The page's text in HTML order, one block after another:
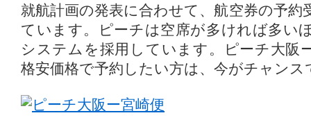
就航計画の発表に合わせて、航空券の予約
ています。ピーチは空席が多ければ多い
システムを採用しています。ピーチ大阪
格安価格で予約したい方は、今がチャンス